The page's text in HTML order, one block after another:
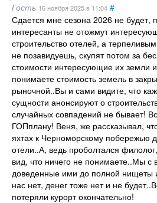
Гость 16 ноября 2025в 11:04 #
Сдается мне сезона 2026 не будет,
интересанты не отожмут
строительство отелей, а
не позавидуешь, скупят потом за
стоимости интересующие их земли
понимаете стоимость земель в
рыночной..Вы и сами видите, что
сущности анонсируют о
случайных совпадений не бывает!
ГОПплану! Веня, же рассказывал,
яхтах к Черноморскому побережью
отели..А, ведь проболтался
вид, что ничего не понимаете..Мы с
доведенные ими до полной нищеты
нас нет, денег тоже нет и не
потеряли курорт окончательно!